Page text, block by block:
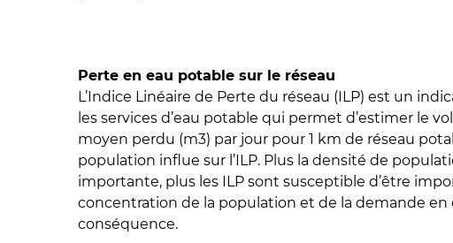
Perte en eau potable sur le réseau
L’Indice Linéaire de Perte du réseau (ILP) est un
les services d’eau potable qui permet d’estimer le
moyen perdu (m3) par jour pour 1 km de réseau
population influe sur l’ILP. Plus la densité de
importante, plus les ILP sont susceptible d’être
concentration de la population et de la demande en
conséquence.